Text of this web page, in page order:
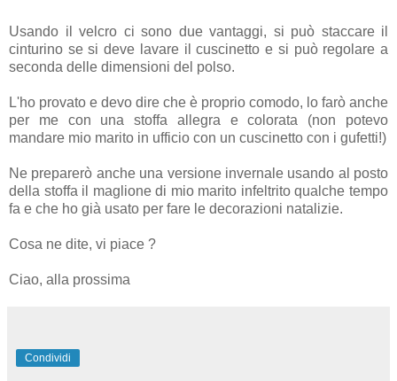
Usando il velcro ci sono due vantaggi, si può staccare il
cinturino se si deve lavare il cuscinetto e si può regolare a
seconda delle dimensioni del polso.
L'ho provato e devo dire che è proprio comodo, lo farò anche
per me con una stoffa allegra e colorata (non potevo
mandare mio marito in ufficio con un cuscinetto con i gufetti!)
Ne preparerò anche una versione invernale usando al posto
della stoffa il maglione di mio marito infeltrito qualche tempo
fa e che ho già usato per fare le decorazioni natalizie.
Cosa ne dite, vi piace ?
Ciao, alla prossima
Condividi